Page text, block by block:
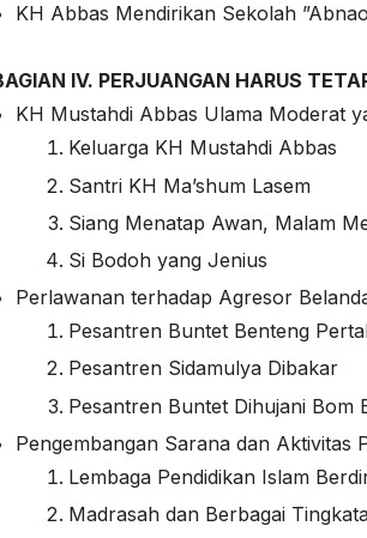
KH Abbas Mendirikan Sekolah
IV. PERJUANGAN HARUS
KH Mustahdi Abbas Ulama Moderat
Keluarga KH Mustahdi Abbas
Santri KH Ma’shum Lasem
Siang Menatap Awan, Malam
Si Bodoh yang Jenius
Perlawanan terhadap Agresor
Pesantren Buntet Benteng
Pesantren Sidamulya Dibakar
Pesantren Buntet Dihujani Bom
Pengembangan Sarana dan Aktivitas
Lembaga Pendidikan Islam
Madrasah dan Berbagai